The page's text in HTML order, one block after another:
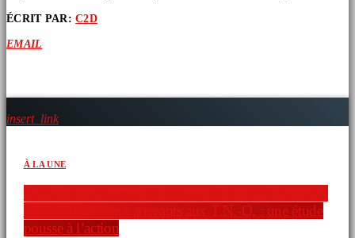
ÉCRIT PAR:C2D
EMAIL
insert_link
À LA UNE
chez les nouveaux arrivants aux T.N.-O. : une étude
pousse à l’action